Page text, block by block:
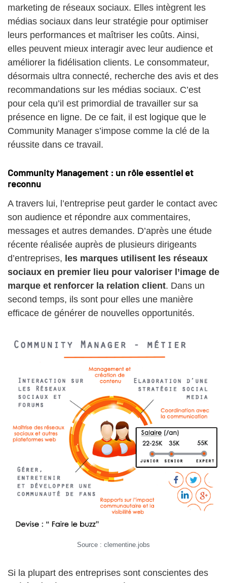
marketing de réseaux sociaux. Elles intègrent les
médias sociaux dans leur stratégie pour optimiser
leurs performances et maîtriser les coûts. Ainsi,
elles peuvent mieux interagir avec leur audience et
améliorer la fidélisation clients. Le consommateur,
désormais ultra connecté, recherche des avis et des
recommandations sur les médias sociaux. C’est
pour cela qu’il est primordial de travailler sur sa
présence en ligne. De ce fait, il est logique que le
Community Manager s’impose comme la clé de la
réussite dans ce travail.
Community Management : un rôle essentiel et
reconnu
A travers lui, l’entreprise peut garder le contact avec
son audience et répondre aux commentaires,
messages et autres demandes. D’après une étude
récente réalisée auprès de plusieurs dirigeants
d’entreprises, les marques utilisent les réseaux
sociaux en premier lieu pour valoriser l’image de
marque et renforcer la relation client. Dans un
second temps, ils sont pour elles une manière
efficace de générer de nouvelles opportunités.
Source : clementine.jobs
Si la plupart des entreprises sont conscientes des